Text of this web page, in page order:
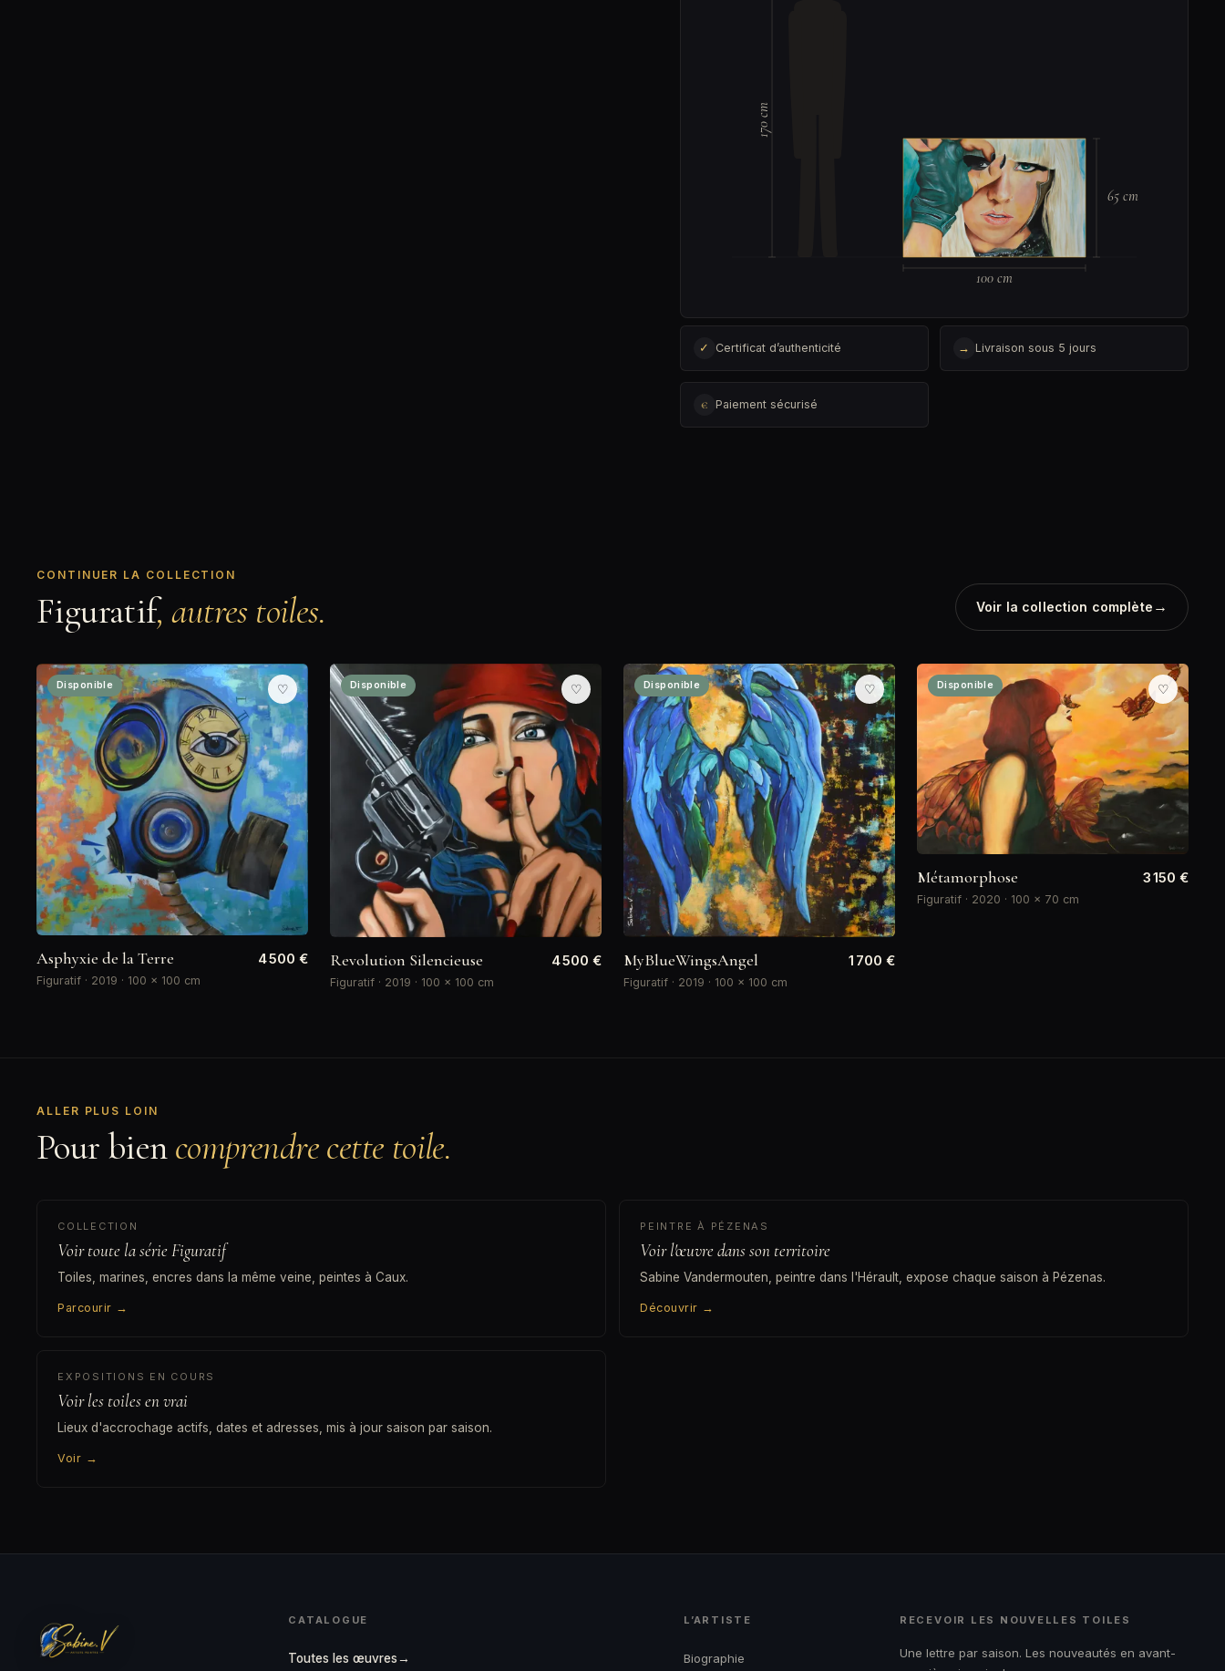
100 cm
65 cm
170 cm
✓ Certificat d’authenticité → Livraison sous 5 jours
€ Paiement sécurisé
CONTINUER LA COLLECTION
Figuratif, autres toiles. Voir la collection complète →
Disponible ♡
Asphyxie de la Terre
Figuratif · 2019 · 100 × 100 cm
4 500 €
Disponible ♡
Revolution Silencieuse
Figuratif · 2019 · 100 × 100 cm
4 500 €
Disponible ♡
MyBlueWingsAngel
Figuratif · 2019 · 100 × 100 cm
1 700 €
Disponible ♡
Métamorphose
Figuratif · 2020 · 100 × 70 cm
3 150 €
ALLER PLUS LOIN
Pour biencomprendre cette toile.
COLLECTION
Voir toute la série Figuratif
Toiles, marines, encres dans la même veine, peintes à Caux.
Parcourir →
PEINTRE À PÉZENAS
Voir l'œuvre dans son territoire
Sabine Vandermouten, peintre dans l'Hérault, expose chaque saison à Pézenas.
Découvrir →
EXPOSITIONS EN COURS
Voir les toiles en vrai
Lieux d'accrochage actifs, dates et adresses, mis à jour saison par saison.
Voir →
CATALOGUE
Toutes les œuvres→
L’ARTISTE
Biographie
RECEVOIR LES NOUVELLES TOILES
Une lettre par saison. Les nouveautés en avant-